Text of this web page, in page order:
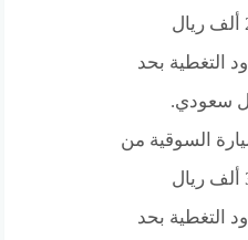
150.001 حتى 200 ألف ريال
التغطية بحد
السوقية من
200.001 حتى 300 ألف ريال
التغطية بحد